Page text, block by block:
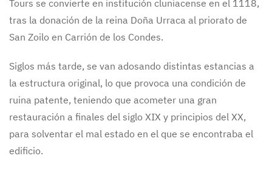
Tours se convierte en institución cluniacense en el 1118,
tras la donación de la reina Doña Urraca al priorato de
San Zoilo en Carrión de los Condes.
Siglos más tarde, se van adosando distintas estancias a
la estructura original, lo que provoca una condición de
ruina patente, teniendo que acometer una gran
restauración a finales del siglo XIX y principios del XX,
para solventar el mal estado en el que se encontraba el
edificio.